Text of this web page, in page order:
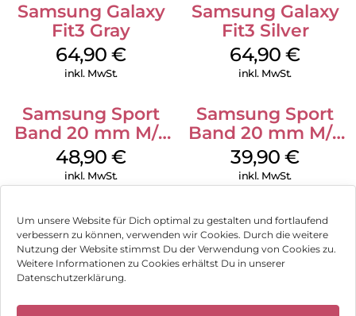
Um unsere Website für Dich optimal zu gestalten und fortlaufend
verbessern zu können, verwenden wir Cookies. Durch die weitere
Nutzung der Website stimmst Du der Verwendung von Cookies zu.
Weitere Informationen zu Cookies erhältst Du in unserer
Datenschutzerklärung.
Samsung Galaxy
Fit3 Gray
64,90€
inkl. MwSt.
Samsung Galaxy
Fit3 Silver
64,90€
inkl. MwSt.
Samsung Sport
Band 20 mm M/L
Galaxy Watch
Series Silber
48,90€
inkl. MwSt.
Samsung Sport
Band 20 mm M/L
Galaxy Watch4
Serie Graphite
39,90€
inkl. MwSt.
Impressum